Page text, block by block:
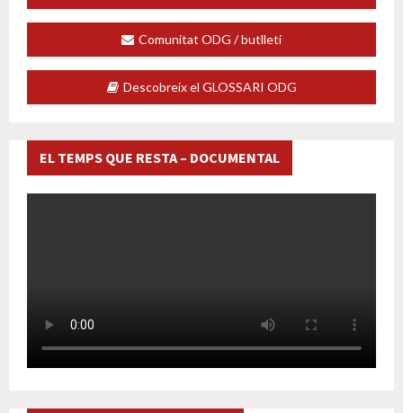
Comunitat ODG / butlletí
Descobreix el GLOSSARI ODG
EL TEMPS QUE RESTA – DOCUMENTAL